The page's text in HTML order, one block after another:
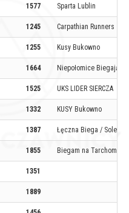
1577 Sparta Lublin
1245 Carpathian Runners
1255 Kusy Bukowno
1664 Niepołomice Biegają
1525 UKS LIDER SIERCZA
1332 KUSY Bukowno
1387 Łęczna Biega / Solet
1855 Biegam na
1351
1889